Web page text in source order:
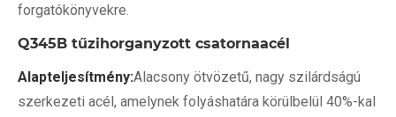
forgatókönyvekre.
Q345B tűzihorganyzott csatornaacél
Alapteljesítmény:Alacsony ötvözetű, nagy szilárdságú
szerkezeti acél, amelynek folyáshatára körülbelül 40%-kal